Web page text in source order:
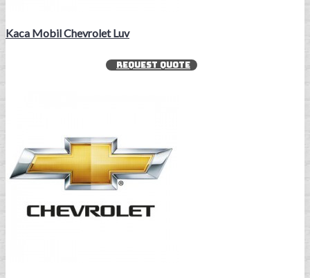
Kaca Mobil Chevrolet Luv
REQUEST QUOTE